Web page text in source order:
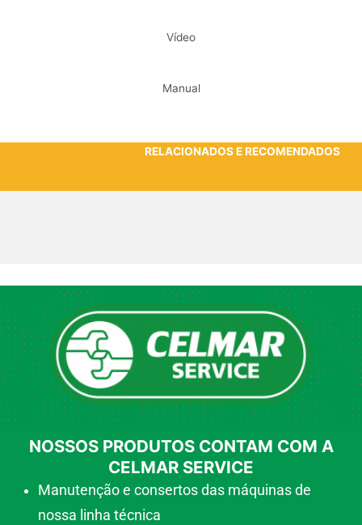
Vídeo
Manual
RELACIONADOS E RECOMENDADOS
NOSSOS PRODUTOS CONTAM COM A
CELMAR SERVICE
Manutenção e consertos das máquinas de
nossa linha técnica